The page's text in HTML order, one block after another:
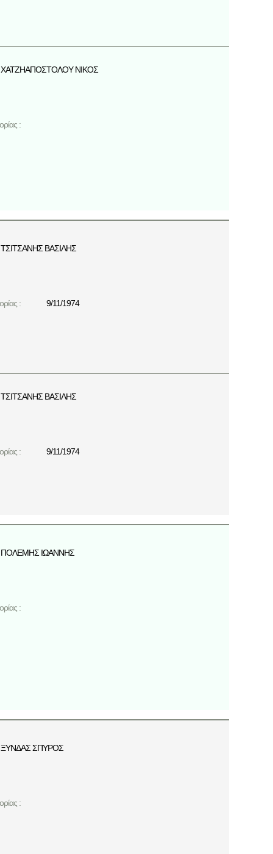
ΧΑΤΖΗΑΠΟΣΤΟΛΟΥ ΝΙΚΟΣ
:
ΤΣΙΤΣΑΝΗΣ ΒΑΣΙΛΗΣ
:
9/11/1974
ΤΣΙΤΣΑΝΗΣ ΒΑΣΙΛΗΣ
:
9/11/1974
ΠΟΛΕΜΗΣ ΙΩΑΝΝΗΣ
:
ΞΥΝΔΑΣ ΣΠΥΡΟΣ
: